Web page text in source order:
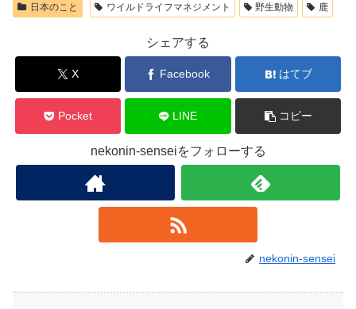
日本のこと ワイルドライフマネジメント 野生動物 鹿
シェアする
X Facebook はてブ
Pocket LINE コピー
nekonin-senseiをフォローする
nekonin-sensei